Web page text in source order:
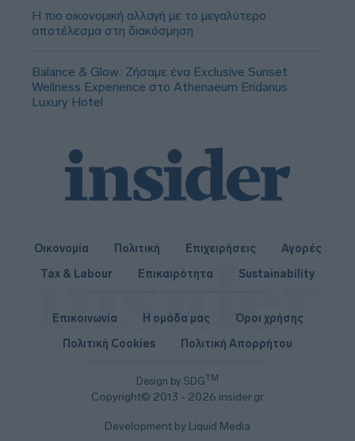
Η πιο οικονομική αλλαγή με το μεγαλύτερο
αποτέλεσμα στη διακόσμηση
Balance & Glow: Ζήσαμε ένα Exclusive Sunset
Wellness Experience στο Athenaeum Eridanus
Luxury Hotel
Οικονομία Πολιτική Επιχειρήσεις
Αγορές
Tax & Labour
Επικαιρότητα Sustainability
Design by SDGTM
Copyright© 2013 - 2026 insider.gr
Επικοινωνία Η ομάδα μας
Όροι χρήσης
Πολιτική Cookies
Πολιτική Απορρήτου
Development by Liquid Media